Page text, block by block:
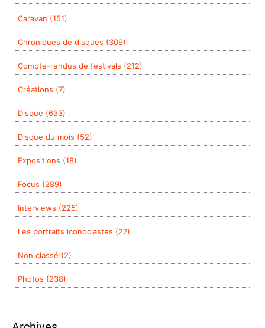
Caravan (151)
Chroniques de disques (309)
Compte-rendus de festivals (212)
Créations (7)
Disque (633)
Disque du mois (52)
Expositions (18)
Focus (289)
Interviews (225)
Les portraits iconoclastes (27)
Non classé (2)
Photos (238)